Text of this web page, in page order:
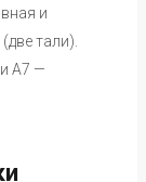
и
тали).
А7 —